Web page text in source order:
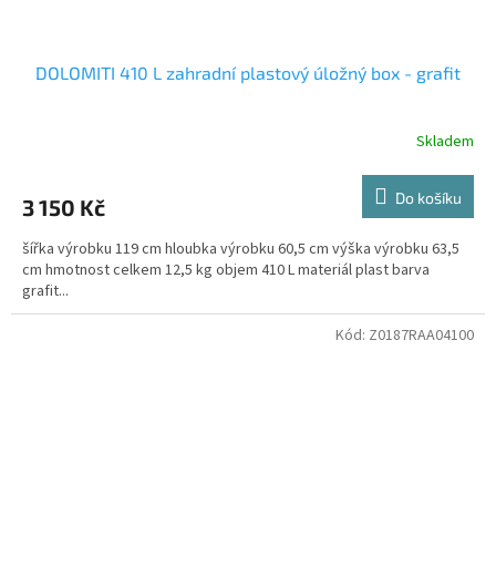
DOLOMITI 410 L zahradní plastový úložný box - grafit
Skladem
3 150 Kč Do košíku
šířka výrobku 119 cm hloubka výrobku 60,5 cm výška výrobku 63,5
cm hmotnost celkem 12,5 kg objem 410 L materiál plast barva
grafit...
Kód: Z0187RAA04100